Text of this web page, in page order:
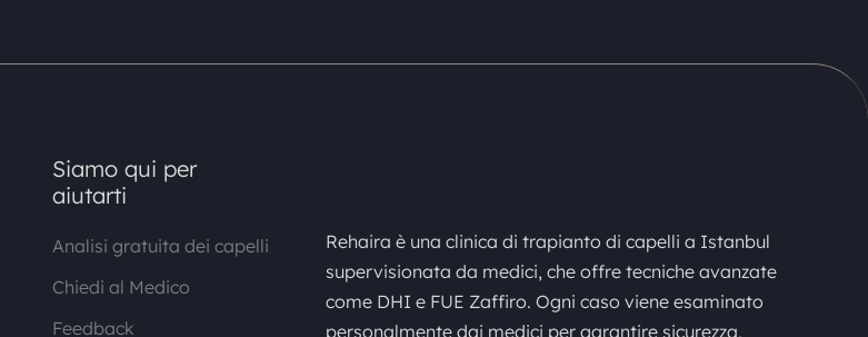
Siamo qui per
aiutarti
Analisi gratuita dei capelli
Chiedi al Medico
Feedback
Rehaira è una clinica di trapianto di capelli a Istanbul
supervisionata da medici, che offre tecniche avanzate
come DHI e FUE Zaffiro. Ogni caso viene esaminato
personalmente dai medici per garantire sicurezza,